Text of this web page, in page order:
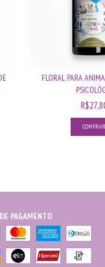
FLORAL PARA
PAGAMENTO